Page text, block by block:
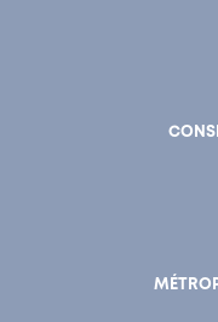
En un